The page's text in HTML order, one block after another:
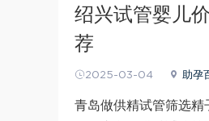
绍兴试管婴儿
荐
2025-03-04 助孕
青岛做供精试管筛选